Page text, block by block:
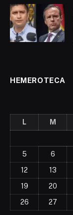
HEMEROTECA
L M
5
6
12
13
19
20
26
27